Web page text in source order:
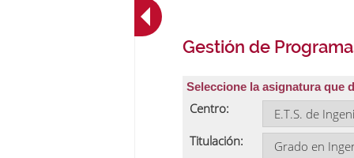
Gestión de
Seleccione la asignatura que
Centro:
Titulación: